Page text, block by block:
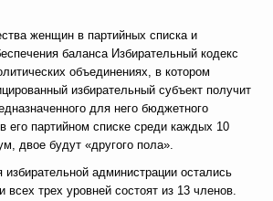
женщин в партийных списка и
баланса Избирательный кодекс
объединениях, в котором
избирательный субъект получит
для него бюджетного
его партийном списке среди каждых 10
двое будут «другого пола».
администрации остались
трех уровней состоят из 13 членов.